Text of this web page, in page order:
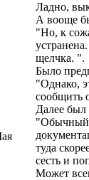
Ладно,
А вооще
"Но, к
щелчка. ".
Было
"Однако,
сообщить
Далее был
"Обычный
туда
сесть и
Может